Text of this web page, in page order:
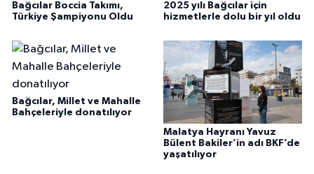
Bağcılar Boccia Takımı,
Türkiye Şampiyonu Oldu
2025 yılı Bağcılar için
hizmetlerle dolu bir yıl oldu
Bağcılar, Millet ve Mahalle
Bahçeleriyle donatılıyor
Malatya Hayranı Yavuz
Bülent Bakiler’in adı BKF’de
yaşatılıyor